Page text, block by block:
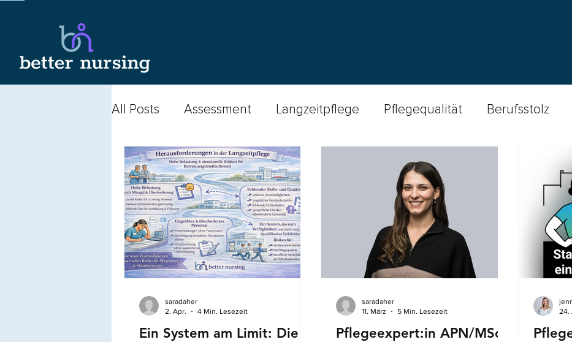
All Posts Assessment Langzeitpflege Pflegequalität Berufsstolz
APN Beruf der Pflege Podcast Spitex-Welten
Finanzierung Politik Ethik Better Nursing
Bewohnendensicherheit Sturzprophylaxe palliative care
Medikamente Qualitätsstandards Patientensicherheit
Ein System am Limit: Die
saradaher
2. Apr.
4 Min. Lesezeit
Pflegeexpert:in APN/MScN
saradaher
11. März
5 Min. Lesezeit
24.